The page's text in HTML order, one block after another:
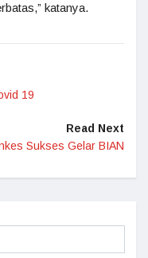
katanya.
19
Read Next
Sukses Gelar BIAN